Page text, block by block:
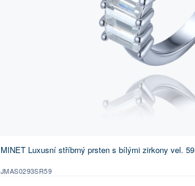
MINET Luxusní stříbrný prsten s bílými zirkony vel. 59
JMAS0293SR59